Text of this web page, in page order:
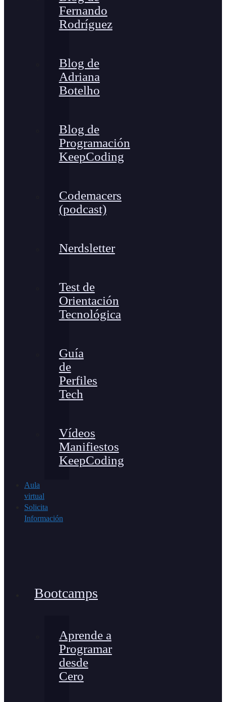
Fernando
Rodríguez
Blog de
Adriana
Botelho
Blog de
Programación
KeepCoding
Codemacers
(podcast)
Nerdsletter
Test de
Orientación
Tecnológica
Guía
de
Perfiles
Tech
Vídeos
Manifiestos
KeepCoding
Aula
virtual
Solicita
Información
Bootcamps
Aprende a
Programar
desde
Cero